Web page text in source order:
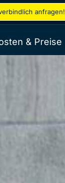
anfragen!
& Preise